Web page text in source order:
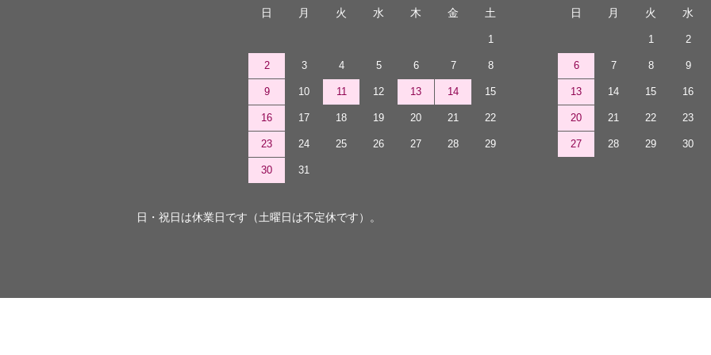
日 月 火 水 木 金 土
1
2 3 4 5 6 7 8
9 10 11 12 13 14 15
16 17 18 19 20 21 22
23 24 25 26 27 28 29
30 31
日 月 火 水
1 2
6 7 8 9
13 14 15 16
20 21 22 23
27 28 29 30
日・祝日は休業日です（土曜日は不定休です）。